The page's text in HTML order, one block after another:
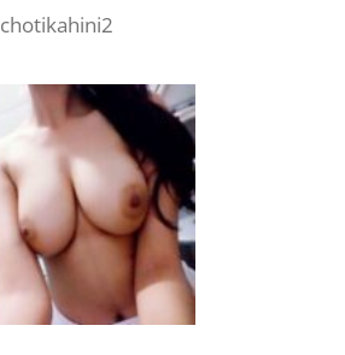
chotikahini2